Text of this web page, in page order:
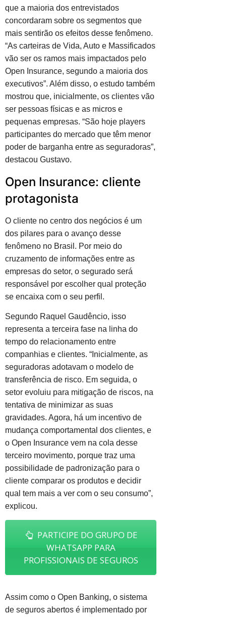
que a maioria dos entrevistados
concordaram sobre os segmentos que
mais sentirão os efeitos desse fenômeno.
“As carteiras de Vida, Auto e Massificados
vão ser os ramos mais impactados pelo
Open Insurance, segundo a maioria dos
executivos”. Além disso, o estudo também
mostrou que, inicialmente, os clientes vão
ser pessoas físicas e as micros e
pequenas empresas. “São hoje players
participantes do mercado que têm menor
poder de barganha entre as seguradoras”,
destacou Gustavo.
Open Insurance: cliente
protagonista
O cliente no centro dos negócios é um
dos pilares para o avanço desse
fenômeno no Brasil. Por meio do
cruzamento de informações entre as
empresas do setor, o segurado será
responsável por escolher qual proteção
se encaixa com o seu perfil.
Segundo Raquel Gaudêncio, isso
representa a terceira fase na linha do
tempo do relacionamento entre
companhias e clientes. “Inicialmente, as
seguradoras adotavam o modelo de
transferência de risco. Em seguida, o
setor evoluiu para mitigação de riscos, na
tentativa de minimizar as suas
gravidades. Agora, há um incentivo de
mudança comportamental dos clientes, e
o Open Insurance vem na cola desse
terceiro movimento, porque traz uma
possibilidade de padronização para o
cliente comparar os produtos e decidir
qual tem mais a ver com o seu consumo”,
explicou.
PARTICIPE DO GRUPO DE
WHATSAPP PARA
PROFISSIONAIS DE SEGUROS
Assim como o Open Banking, o sistema
de seguros abertos é implementado por